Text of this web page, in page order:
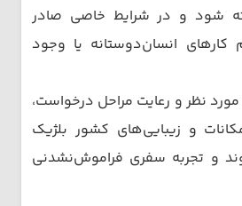
شود و در شرایط خاصی صادر
کارهای انسان‌دوستانه یا وجود
نظر و رعایت مراحل درخواست،
و زیبایی‌های کشور بلژیک
و تجربه سفری فراموش‌نشدنی